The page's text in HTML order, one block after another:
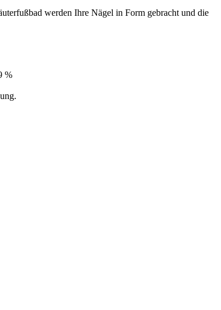
werden Ihre Nägel in Form gebracht und die
%